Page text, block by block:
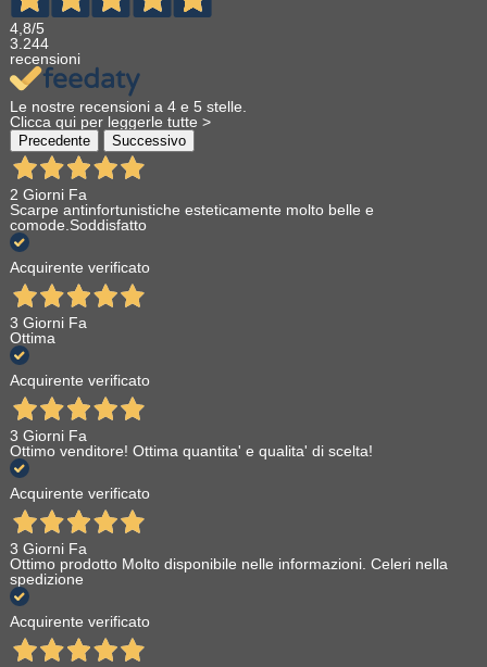
4,8/5
3.244
recensioni
Le nostre recensioni a 4 e 5 stelle.
Clicca qui per leggerle tutte >
Precedente Successivo
2 Giorni Fa
Scarpe antinfortunistiche esteticamente molto belle e
comode.Soddisfatto
Acquirente verificato
3 Giorni Fa
Ottima
Acquirente verificato
3 Giorni Fa
Ottimo venditore! Ottima quantita' e qualita' di scelta!
Acquirente verificato
3 Giorni Fa
Ottimo prodotto Molto disponibile nelle informazioni. Celeri nella
spedizione
Acquirente verificato